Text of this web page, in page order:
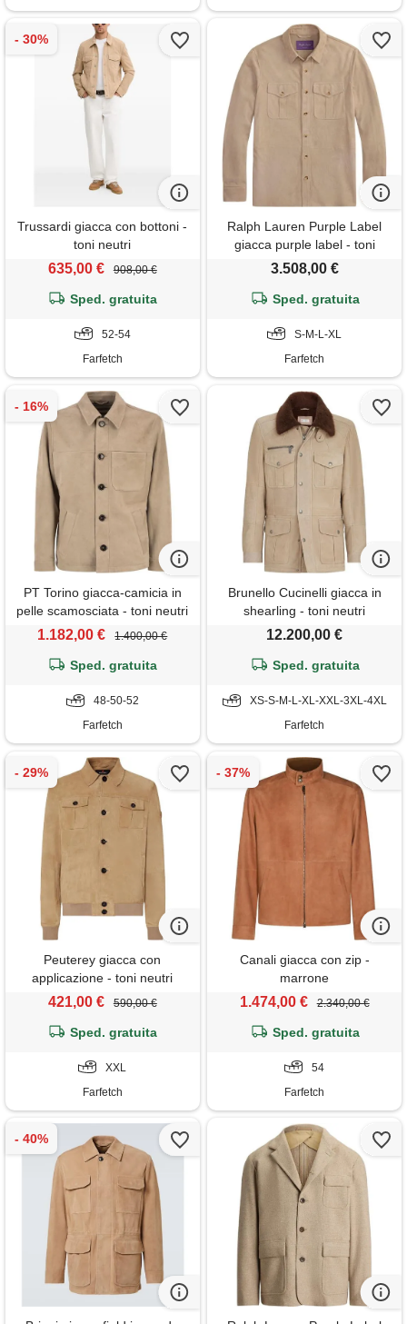
Trussardi giacca con bottoni -
toni neutri
635,00 € 908,00 €
Sped. gratuita
52-54
Farfetch
Ralph Lauren Purple Label
giacca purple label - toni
neutri
3.508,00 €
Sped. gratuita
S-M-L-XL
Farfetch
PT Torino giacca-camicia in
pelle scamosciata - toni neutri
1.182,00 € 1.400,00 €
Sped. gratuita
48-50-52
Farfetch
Brunello Cucinelli giacca in
shearling - toni neutri
12.200,00 €
Sped. gratuita
XS-S-M-L-XL-XXL-3XL-4XL
Farfetch
Peuterey giacca con
applicazione - toni neutri
421,00 € 590,00 €
Sped. gratuita
XXL
Farfetch
Canali giacca con zip -
marrone
1.474,00 € 2.340,00 €
Sped. gratuita
54
Farfetch